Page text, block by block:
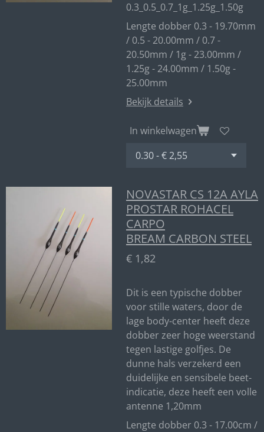
0.3_0.5_0.7_1g_1.25g_1.50g
Lengte dobber 0.3 - 19.70mm
/ 0.5 - 20.00mm / 0.7 -
20.50mm / 1g - 23.00mm /
1.25g - 24.00mm / 1.50g -
25.00mm
Bekijk details
In winkelwagen
NOVASTAR CS 12A AYLA
PROSTAR ROHACEL
CARPO
BREAM CARBON STEEL
€ 1,82
Dit is een typische dobber
voor stille waters, door de
lage body-center heeft deze
dobber zeer hoge weerstand
tegen lastige golfjes. De
dunne hals verzekerd een
duidelijke en sensibele beet-
indicatie, deze heeft een volle
antenne 1,20mm
Lengte dobber 0.3 - 17.00cm /